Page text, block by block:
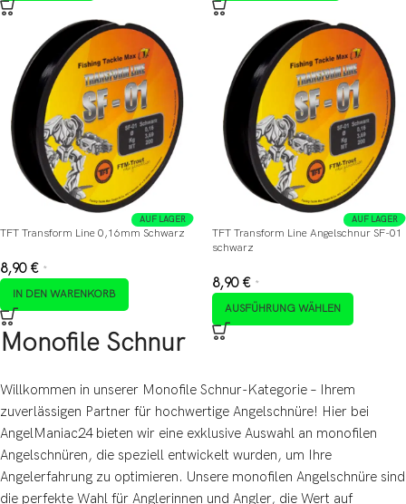
AUF LAGER
TFT Transform Line 0,16mm Schwarz
8,90 € *
IN DEN WARENKORB
AUF LAGER
TFT Transform Line Angelschnur SF-01
schwarz
8,90 € *
AUSFÜHRUNG WÄHLEN
Monofile Schnur
Willkommen in unserer Monofile Schnur-Kategorie – Ihrem
zuverlässigen Partner für hochwertige Angelschnüre! Hier bei
AngelManiac24 bieten wir eine exklusive Auswahl an monofilen
Angelschnüren, die speziell entwickelt wurden, um Ihre
Angelerfahrung zu optimieren. Unsere monofilen Angelschnüre sind
die perfekte Wahl für Anglerinnen und Angler, die Wert auf